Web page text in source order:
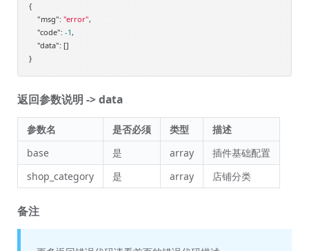
"name":
"name_alias"
            }
        ]
{
"msg": "error",
"code": -1,
"data": []
}
返回参数说明 -> data
参数名 是否必须 类型
描述
base
是 array
插件基础配置
shop_category
是 array 店铺分类
备注